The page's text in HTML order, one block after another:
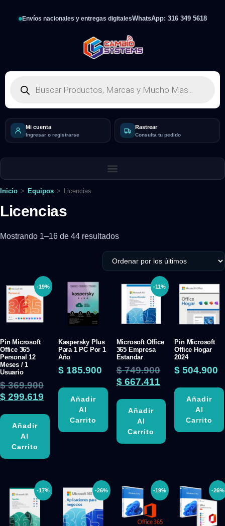
Envíos nacionales y entregas digitalesWhatsApp: 316 349 5618
Mi cuenta
Ingresar o registrarse
Rastrear
Consulta tu pedido
Inicio > Equipos > Licencias
Licencias
Mostrando 1–16 de 44 resultados
-19%
Pin Microsoft
Office 365
Personal 12
Meses / 1
Usuario
$369.900
$ 299.619
Añadir
Al
Carrito
Kaspersky Plus
Para 1 PC Por 1
Año
$185.900
Añadir
Al
Carrito
-11%
Microsoft Office
365 Empresa
Estandar
$749.900
$667.411
Añadir
Al
Carrito
Pin Microsoft
Office Hogar
2024
$ 504.900
Añadir
Al
Carrito
-17% -26% -19% -26%